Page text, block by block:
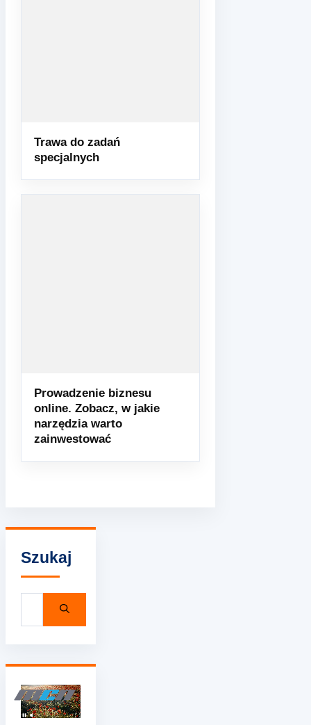
Trawa do zadań
specjalnych
Prowadzenie biznesu
online. Zobacz, w jakie
narzędzia warto
zainwestować
Szukaj